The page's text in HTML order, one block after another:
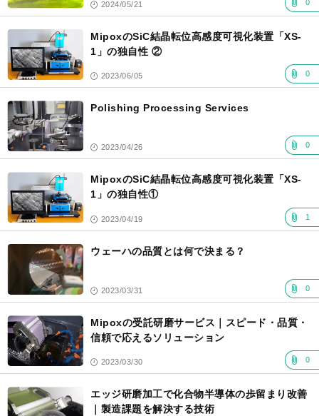
2024/05/21 0
MipoxのSiC結晶転位高感度可視化装置「XS-
1」の独自性 ②
2023/06/05 0
Polishing Processing Services
2023/04/26 0
MipoxのSiC結晶転位高感度可視化装置「XS-
1」の独自性①
2023/04/19 1
ウェーハの品質とは何で決まる？
2023/03/31 0
Mipoxの受託研磨サービス｜スピード・品質・
信頼で応えるソリューション
2023/03/30 0
エッジ研磨加工で化合物半導体の歩留まり改善
｜製造課題を解決する技術